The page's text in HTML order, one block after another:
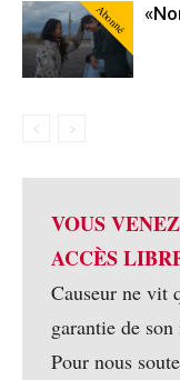
Abonné
VOUS
ACCÈS
Causeur ne vit
garantie de son
Pour nous